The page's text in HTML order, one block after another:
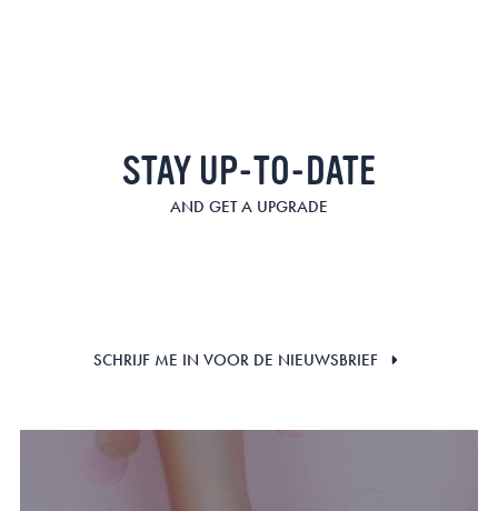
STAY UP-TO-DATE
AND GET A UPGRADE
SCHRIJF ME IN VOOR DE NIEUWSBRIEF